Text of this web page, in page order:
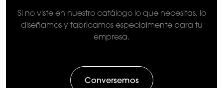
Si no viste en nuestro catálogo lo que necesitas, lo
diseñamos y fabricamos especialmente para tu
empresa.
Conversemos